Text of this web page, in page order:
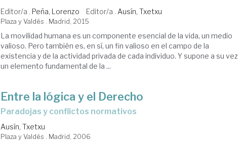
Editor/a . Peña, Lorenzo Editor/a . Ausín, Txetxu
Plaza y Valdés . Madrid, 2015
La movilidad humana es un componente esencial de la vida, un medio
valioso. Pero también es, en sí, un fin valioso en el campo de la
existencia y de la actividad privada de cada individuo. Y supone a su vez
un elemento fundamental de la ...
Entre la lógica y el Derecho
paradojas y conflictos normativos
Ausín, Txetxu
Plaza y Valdés . Madrid, 2006